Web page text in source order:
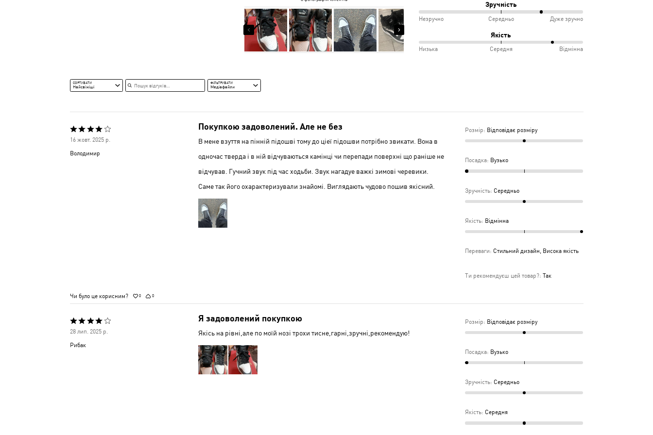
рецензентів
рецензентів
0%
рецензентів
від
7%
рецензентів
від
0%
рецензентів
Відповідає
Вузько
Відмінно
Зручність
75%
Незручно
Незручно Середньо Дуже зручно
Якість
82%
Середня
Низька Середня Відмінна
СОРТУВАТИ
Найсвіжіші
Пошук відгуків
ФІЛЬТРУВАТИ
Медіафайли
Оцінено
16 жовт. 2025 р.
Володимир
Покупкою задоволений. Але не без
В мене взуття на пінній підошві тому до ціеї підошви потрібно звикати. Вона в
одночас тверда і в ній відчуваються камінці чи перепади поверхні що раніше не
відчував. Гучний звук під час ходьби. Звук нагадуе важкі зимові черевики.
Саме так його охарактеризували знайомі. Виглядають чудово пошив якісний.
Розмір: Відповідає розміру
Посадка: Вузько
Зручність: Середньо
Якість: Відмінна
Переваги: Стильний дизайн, Висока якість
Ти рекомендуєш цей товар?: Так
Чи було це корисним? 0 0
Оцінено
28 лип. 2025 р.
Рибак
Я задоволений покупкою
Якісь на рівні,але по моїй нозі трохи тисне,гарні,зручні,рекомендую!
Розмір: Відповідає розміру
Посадка: Вузько
Зручність: Середньо
Якість: Середня